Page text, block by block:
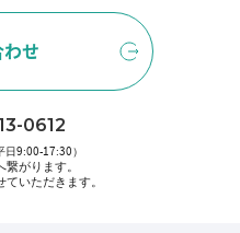
わせ
0612
日9:00-17:30）
がります。
いただきます。